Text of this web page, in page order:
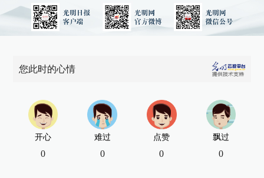
您此时的心情
开心
0
难过
0
点赞
0
飘过
0